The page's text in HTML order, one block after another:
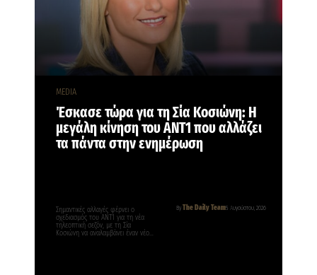
MEDIA
Έσκασε τώρα για τη Σία Κοσιώνη: Η
μεγάλη κίνηση του ΑΝΤ1 που αλλάζει
τα πάντα στην ενημέρωση
By The Daily Team5 Αυγούστου, 2026
Σημαντικές αλλαγές φέρνει ο
σχεδιασμός του ΑΝΤ1 για τη νέα
τηλεοπτική σεζόν, με τη Σία
Κοσιώνη να αναλαμβάνει έναν νέο…